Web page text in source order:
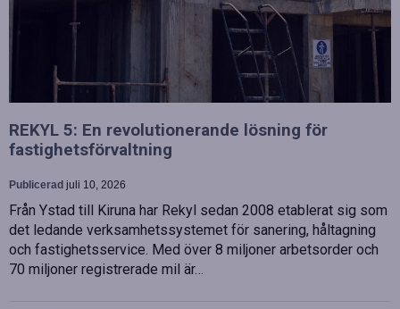
REKYL 5: En revolutionerande lösning för
fastighetsförvaltning
Publicerad juli 10, 2026
Från Ystad till Kiruna har Rekyl sedan 2008 etablerat sig som
det ledande verksamhetssystemet för sanering, håltagning
och fastighetsservice. Med över 8 miljoner arbetsorder och
70 miljoner registrerade mil är…